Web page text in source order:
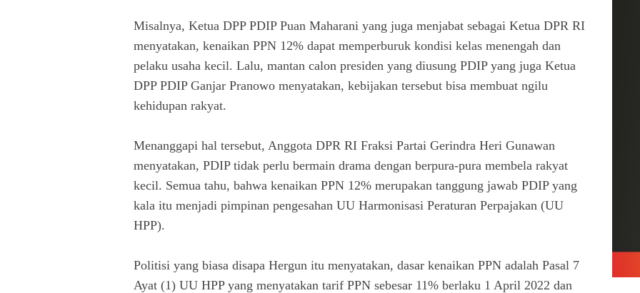
Misalnya, Ketua DPP PDIP Puan Maharani yang juga menjabat sebagai Ketua DPR RI
menyatakan, kenaikan PPN 12% dapat memperburuk kondisi kelas menengah dan
pelaku usaha kecil. Lalu, mantan calon presiden yang diusung PDIP yang juga Ketua
DPP PDIP Ganjar Pranowo menyatakan, kebijakan tersebut bisa membuat ngilu
kehidupan rakyat.
Menanggapi hal tersebut, Anggota DPR RI Fraksi Partai Gerindra Heri Gunawan
menyatakan, PDIP tidak perlu bermain drama dengan berpura-pura membela rakyat
kecil. Semua tahu, bahwa kenaikan PPN 12% merupakan tanggung jawab PDIP yang
kala itu menjadi pimpinan pengesahan UU Harmonisasi Peraturan Perpajakan (UU
HPP).
Politisi yang biasa disapa Hergun itu menyatakan, dasar kenaikan PPN adalah Pasal 7
Ayat (1) UU HPP yang menyatakan tarif PPN sebesar 11% berlaku 1 April 2022 dan